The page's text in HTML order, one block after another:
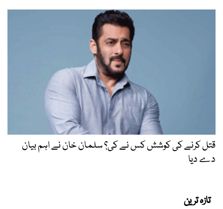
قتل کرنے کی کوشش کس نے کی؟ سلمان خان نے اہم بیان
دے دیا
تازہ ترین